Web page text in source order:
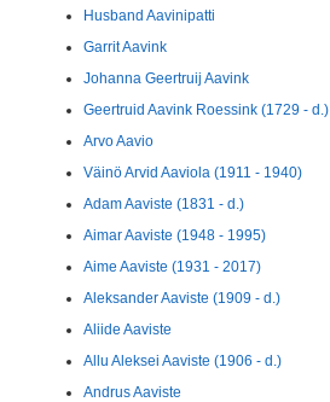
Husband Aavinipatti
Garrit Aavink
Johanna Geertruij Aavink
Geertruid Aavink Roessink (1729 - d.)
Arvo Aavio
Väinö Arvid Aaviola (1911 - 1940)
Adam Aaviste (1831 - d.)
Aimar Aaviste (1948 - 1995)
Aime Aaviste (1931 - 2017)
Aleksander Aaviste (1909 - d.)
Aliide Aaviste
Allu Aleksei Aaviste (1906 - d.)
Andrus Aaviste